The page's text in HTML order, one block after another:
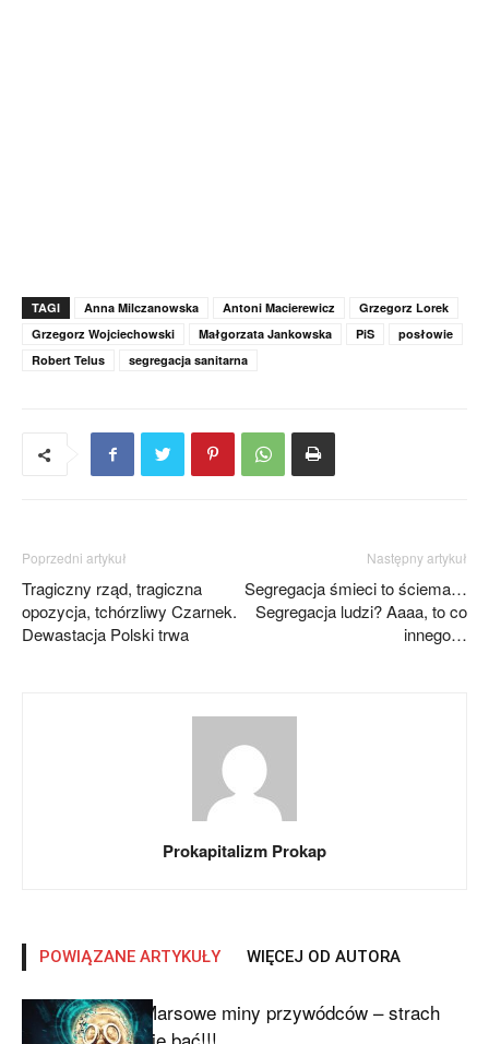
TAGI Anna Milczanowska Antoni Macierewicz
Grzegorz Lorek
Grzegorz Wojciechowski
Małgorzata Jankowska PiS
posłowie
Robert Telus
segregacja sanitarna
Poprzedni artykuł
Tragiczny rząd, tragiczna
opozycja, tchórzliwy Czarnek.
Dewastacja Polski trwa
Następny artykuł
Segregacja śmieci to ściema…
Segregacja ludzi? Aaaa, to co
innego…
Prokapitalizm Prokap
POWIĄZANE ARTYKUŁY WIĘCEJ OD AUTORA
Marsowe miny przywódców – strach